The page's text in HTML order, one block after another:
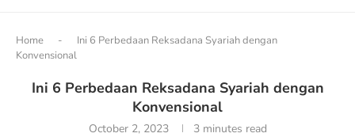
Home -
Ini 6 Perbedaan Reksadana Syariah dengan
Konvensional
Ini 6 Perbedaan Reksadana Syariah dengan
Konvensional
October 2, 2023 3 minutes read